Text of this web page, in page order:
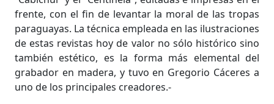
frente, con el fin de levantar la moral de las tropas
paraguayas. La técnica empleada en las ilustraciones
de estas revistas hoy de valor no sólo histórico sino
también estético, es la forma más elemental del
grabador en madera, y tuvo en Gregorio Cáceres a
uno de los principales creadores.-